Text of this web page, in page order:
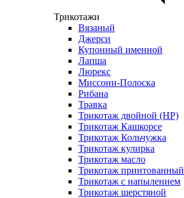
Трикотажи
Вязаный
Джерси
Купонный именной
Лапша
Люрекс
Миссони-Полоска
Рибана
Травка
Трикотаж двойной (НР)
Трикотаж Кашкорсе
Трикотаж Кольчужка
Трикотаж кулирка
Трикотаж масло
Трикотаж принтованный
Трикотаж с напылением
Трикотаж шерстяной